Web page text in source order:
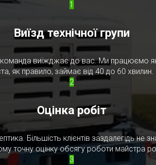
1
Виїзд технічної групи
виїжджає до вас. Ми працюємо
як правило, займає від 40 до 60 хвилин.
2
Оцінка робіт
Більшість клієнтів заздалегідь
точну оцінку обсягу роботи майстра
3